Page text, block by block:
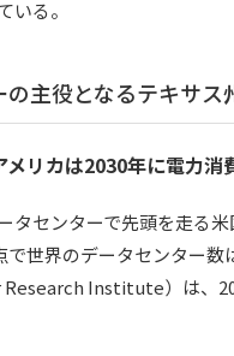
いる。
の主役となるテキサ
リカは2030年に電力消
タセンターで先頭を走る
で世界のデータセンター
Institute）は、